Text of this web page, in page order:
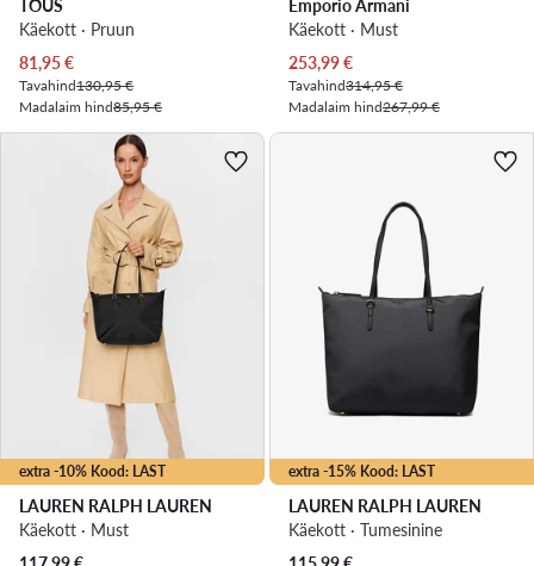
TOUS
Käekott · Pruun
Praegune hind
81,95€
Tavahind130,95 €
Madalaim hind85,95 €
Emporio Armani
Käekott · Must
Praegune hind
253,99€
Tavahind314,95 €
Madalaim hind267,99 €
extra -10% Kood: LAST
LAUREN RALPH LAUREN
Käekott · Must
extra -15% Kood: LAST
LAUREN RALPH LAUREN
Käekott · Tumesinine